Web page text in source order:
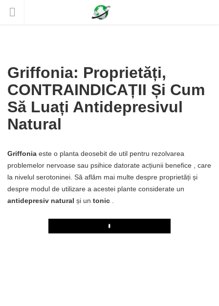
Griffonia: Proprietăți,
CONTRAINDICAȚII Și Cum
Să Luați Antidepresivul
Natural
Griffonia este o planta deosebit de util pentru rezolvarea
problemelor nervoase sau psihice datorate acțiunii benefice , care
la nivelul serotoninei. Să aflăm mai multe despre proprietăți și
despre modul de utilizare a acestei plante considerate un
antidepresiv natural și un tonic
Play